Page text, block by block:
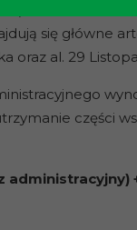
natomiast
się główne
oraz al. 29
części
administracyjny)